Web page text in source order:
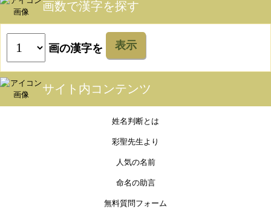
画数で漢字を探す
画の漢字を 表示
サイト内コンテンツ
姓名判断とは
彩聖先生より
人気の名前
命名の助言
無料質問フォーム